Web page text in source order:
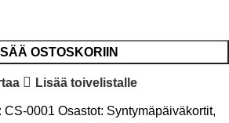
OSTOSKORIIN
Lisää toivelistalle
CS-0001 Osastot: Syntymäpäiväkortit,